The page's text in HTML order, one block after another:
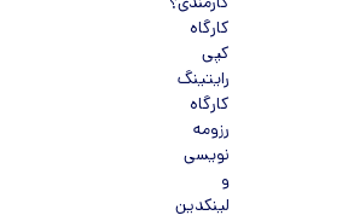
کارگاه
کپی
رایتینگ
کارگاه
رزومه
نویسی
و
لینکدین